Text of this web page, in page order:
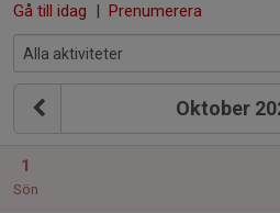
Gå till idag | Prenumerera
Oktober
1
Sön